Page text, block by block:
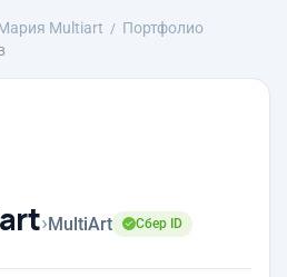
Multiart
Портфолио
›MultiArt
Сбер ID